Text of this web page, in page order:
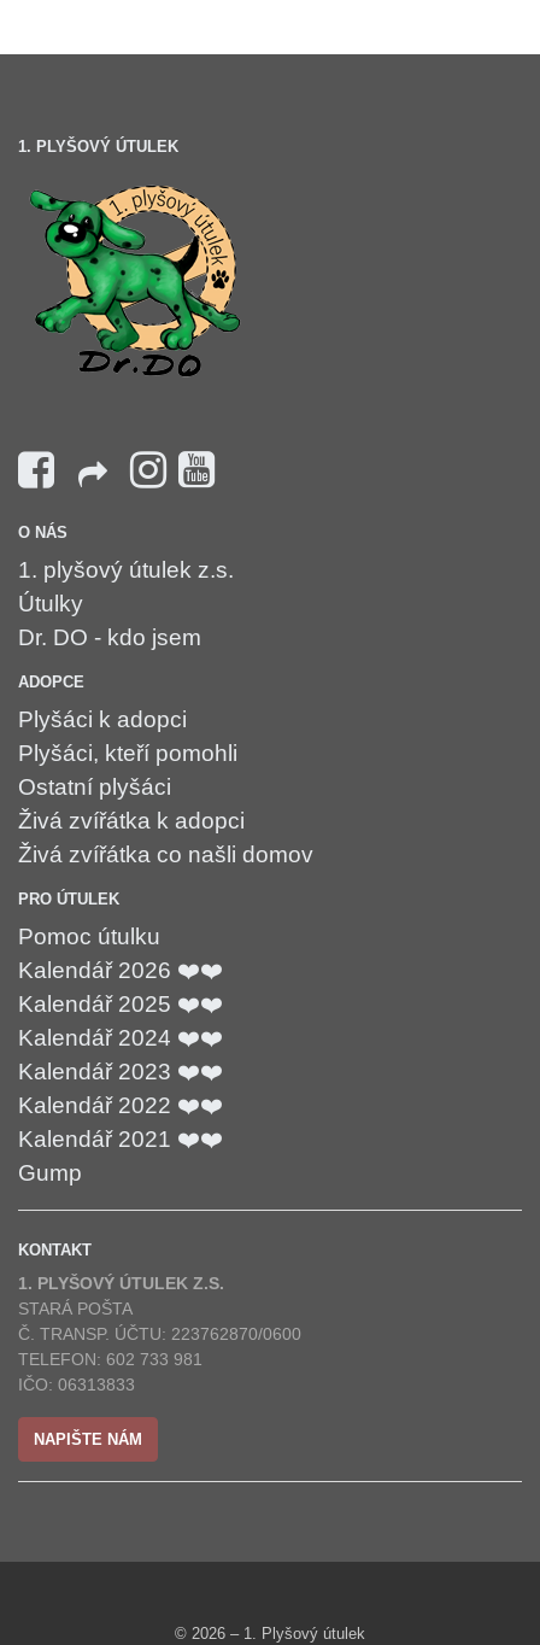
1. PLYŠOVÝ ÚTULEK
O NÁS
1. plyšový útulek z.s.
Útulky
Dr. DO - kdo jsem
ADOPCE
Plyšáci k adopci
Plyšáci, kteří pomohli
Ostatní plyšáci
Živá zvířátka k adopci
Živá zvířátka co našli domov
PRO ÚTULEK
Pomoc útulku
Kalendář 2026 ❤️❤️
Kalendář 2025 ❤️❤️
Kalendář 2024 ❤️❤️
Kalendář 2023 ❤️❤️
Kalendář 2022 ❤️❤️
Kalendář 2021 ❤️❤️
Gump
KONTAKT
1. PLYŠOVÝ ÚTULEK Z.S.
STARÁ POŠTA
Č. TRANSP. ÚČTU: 223762870/0600
TELEFON: 602 733 981
IČO: 06313833
NAPIŠTE NÁM
© 2026 – 1. Plyšový útulek